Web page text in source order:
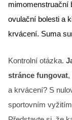
mimomenstruační
ovulační bolesti a
krvácení. Suma
Kontrolní otázka.
stránce fungovat,
a krvácení? S
sportovním